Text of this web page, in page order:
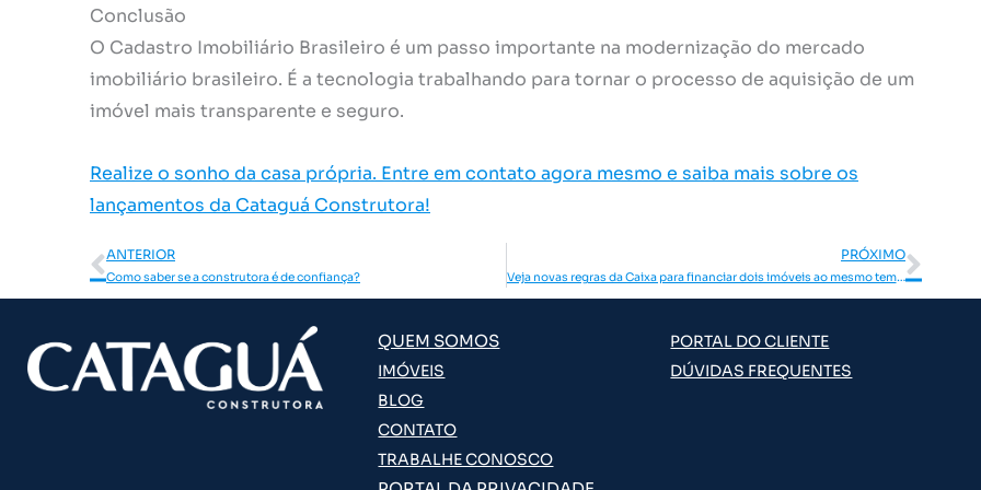
Conclusão
O Cadastro Imobiliário Brasileiro é um passo importante na modernização do mercado
imobiliário brasileiro. É a tecnologia trabalhando para tornar o processo de aquisição de um
imóvel mais transparente e seguro.
Realize o sonho da casa própria. Entre em contato agora mesmo e saiba mais sobre os
lançamentos da Cataguá Construtora!
Anterior
ANTERIOR
Como saber se a construtora é de confiança?
PRÓXIMO
Veja novas regras da Caixa para financiar dois imóveis ao mesmo tempo!
QUEM SOMOS
IMÓVEIS
BLOG
CONTATO
TRABALHE CONOSCO
PORTAL DO CLIENTE
DÚVIDAS FREQUENTES